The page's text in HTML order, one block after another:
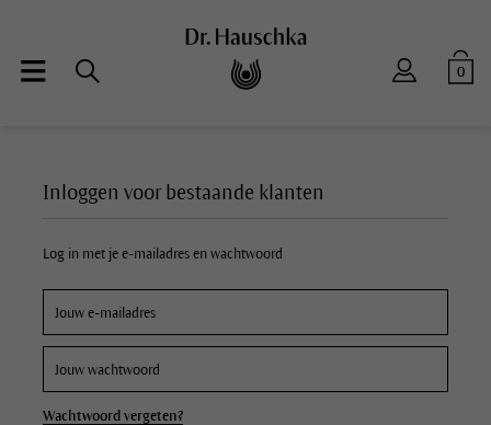
0
Inloggen voor bestaande klanten
Log in met je e-mailadres en wachtwoord
Wachtwoord vergeten?